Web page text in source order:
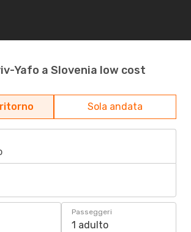
Yafo a Slovenia low cost
Sola andata
Passeggeri
1 adulto